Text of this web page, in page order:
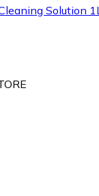
Solution 1L